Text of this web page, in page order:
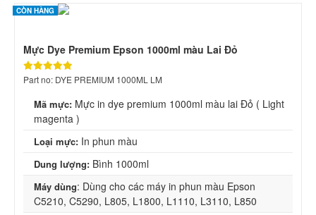
CÒN HÀNG
Mực Dye Premium Epson 1000ml màu Lai Đỏ
Part no: DYE PREMIUM 1000ML LM
Mã mực: Mực in dye premium 1000ml màu lai Đỏ ( Light
magenta )
Loại mực: In phun màu
Dung lượng: Bình 1000ml
Máy dùng: Dùng cho các máy in phun màu Epson
C5210, C5290, L805, L1800, L1110, L3110, L850